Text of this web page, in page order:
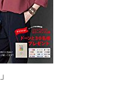
」